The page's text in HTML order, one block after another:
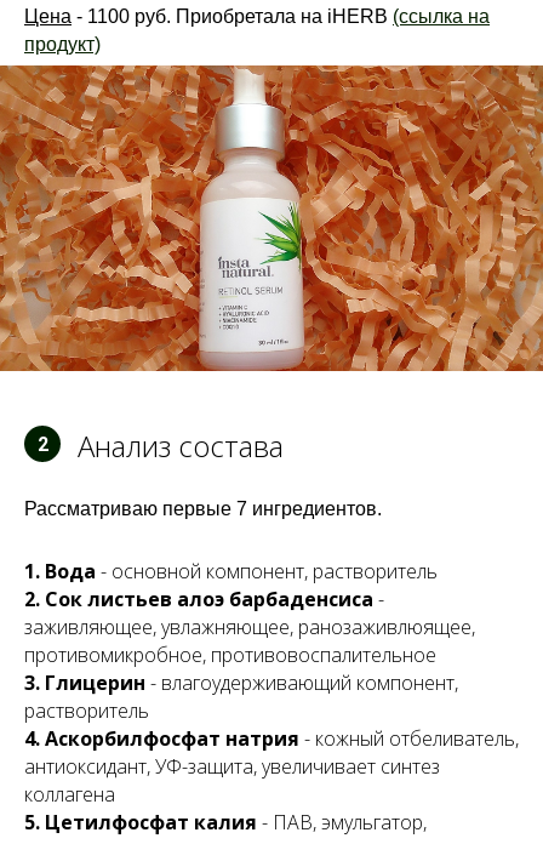
Цена - 1100 руб. Приобретала на iHERB (ссылка на
продукт)
2 Анализ состава
Рассматриваю первые 7 ингредиентов.
1. Вода - основной компонент, растворитель
2. Сок листьев алоэ барбаденсиса -
заживляющее, увлажняющее, ранозаживлюящее,
противомикробное, противовоспалительное
3. Глицерин - влагоудерживающий компонент,
растворитель
4. Аскорбилфосфат натрия - кожный отбеливатель,
антиоксидант, УФ-защита, увеличивает синтез
коллагена
5. Цетилфосфат калия - ПАВ, эмульгатор,